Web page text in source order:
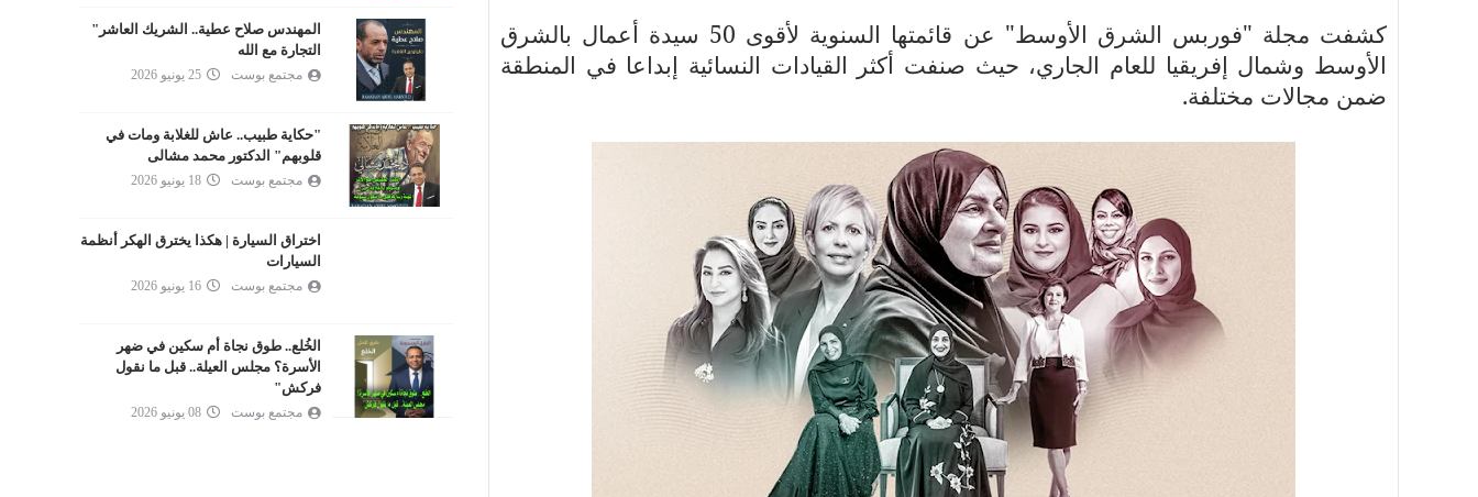
كشفت مجلة "فوربس الشرق الأوسط" عن قائمتها السنوية لأقوى 50 سيدة أعمال بالشرق
الأوسط وشمال إفريقيا للعام الجاري، حيث صنفت أكثر القيادات النسائية إبداعا في المنطقة
ضمن مجالات مختلفة.
المهندس صلاح عطية.. الشريك العاشر"
التجارة مع الله
مجتمع بوست 25 يونيو 2026
"حكاية طبيب.. عاش للغلابة ومات في
قلوبهم" الدكتور محمد مشالى
مجتمع بوست 18 يونيو 2026
اختراق السيارة | هكذا يخترق الهكر أنظمة
السيارات
مجتمع بوست 16 يونيو 2026
الخُلع.. طوق نجاة أم سكين في ضهر
الأسرة؟ مجلس العيلة.. قبل ما نقول
فركش"
مجتمع بوست 08 يونيو 2026